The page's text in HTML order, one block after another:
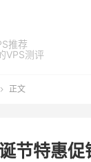
推荐
VPS测评
 正文
节特惠促